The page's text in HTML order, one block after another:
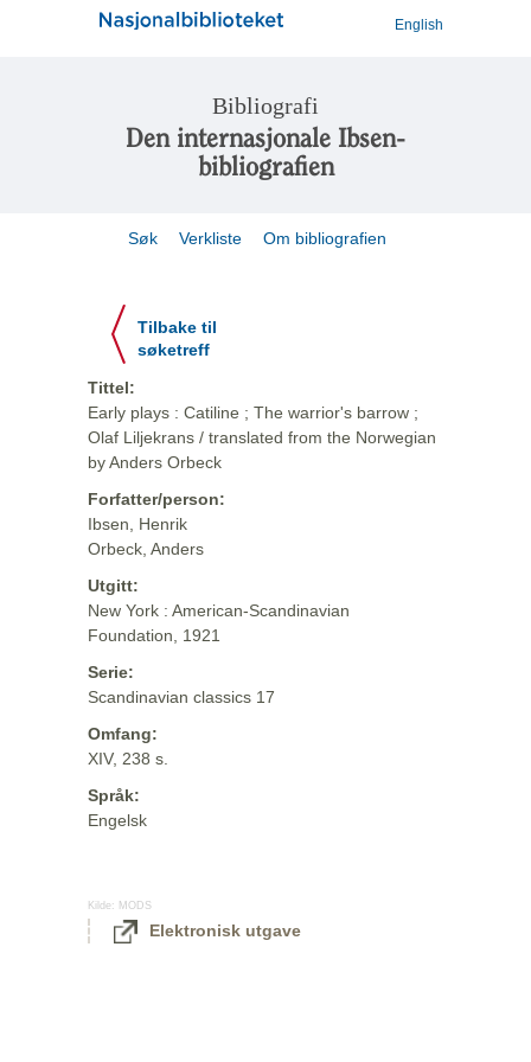
English
Bibliografi
Den internasjonale Ibsen-
bibliografien
Søk Verkliste Om bibliografien
Tilbake til
søketreff
Tittel:
Early plays : Catiline ; The warrior's barrow ;
Olaf Liljekrans / translated from the Norwegian
by Anders Orbeck
Forfatter/person:
Ibsen, Henrik
Orbeck, Anders
Utgitt:
New York : American-Scandinavian
Foundation, 1921
Serie:
Scandinavian classics 17
Omfang:
XIV, 238 s.
Språk:
Engelsk
Kilde: MODS
Elektronisk utgave